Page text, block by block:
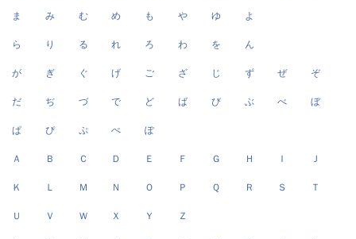
ま み む め も や ゆ よ
ら り る れ ろ わ を ん
が ぎ ぐ げ ご ざ じ ず ぜ ぞ
だ ぢ づ で ど ば び ぶ べ ぼ
ぱ ぴ ぷ ぺ ぽ
Ａ Ｂ Ｃ Ｄ Ｅ Ｆ Ｇ Ｈ Ｉ Ｊ
Ｋ Ｌ Ｍ Ｎ Ｏ Ｐ Ｑ Ｒ Ｓ Ｔ
Ｕ Ｖ Ｗ Ｘ Ｙ Ｚ